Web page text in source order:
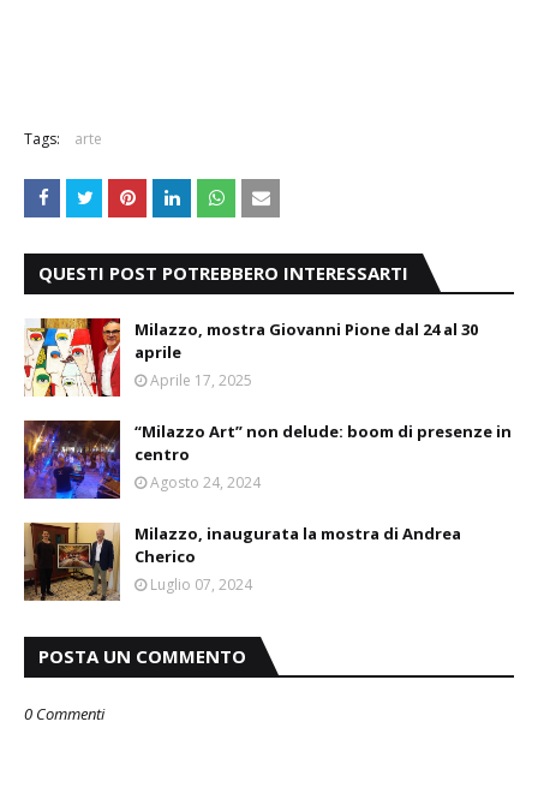
Tags: arte
QUESTI POST POTREBBERO INTERESSARTI
Milazzo, mostra Giovanni Pione dal 24 al 30
aprile
Aprile 17, 2025
“Milazzo Art” non delude: boom di presenze in
centro
Agosto 24, 2024
Milazzo, inaugurata la mostra di Andrea
Cherico
Luglio 07, 2024
POSTA UN COMMENTO
0 Commenti